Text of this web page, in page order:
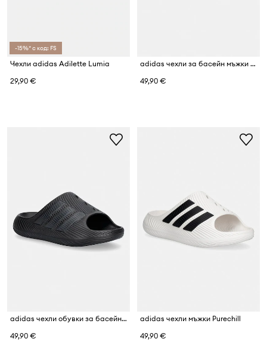
-15%* с код: FS
Чехли adidas Adilette Lumia
29,90 €
adidas чехли за басейн мъжки Purechill
49,90 €
adidas чехли обувки за басейн мъжки Purechill
49,90 €
adidas чехли мъжки Purechill
49,90 €